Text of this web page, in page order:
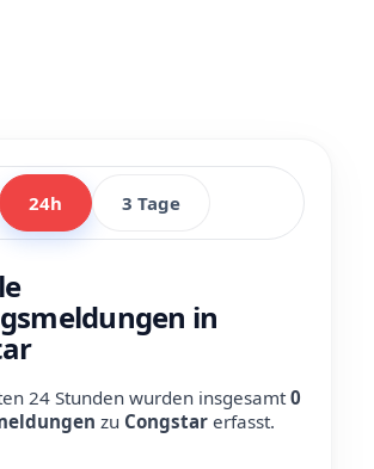
24h 3 Tage
in
24 Stunden wurden insgesamt0
zu Congstar erfasst.